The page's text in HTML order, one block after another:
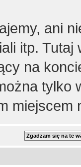
ani
itp. Tutaj
na
tylko
miejscem